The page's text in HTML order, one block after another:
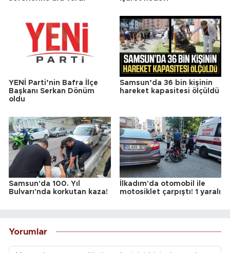
YENİ Parti’nin Bafra İlçe
Başkanı Serkan Dönüm
oldu
Samsun’da 36 bin kişinin
hareket kapasitesi ölçüldü
Samsun'da 100. Yıl
Bulvarı'nda korkutan kaza!
İlkadım'da otomobil ile
motosiklet çarpıştı! 1 yaralı
Yorumlar